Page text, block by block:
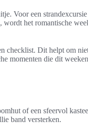
Voor een
het romantische
Dit helpt om
momenten die dit
of een sfeervol
band versterken.